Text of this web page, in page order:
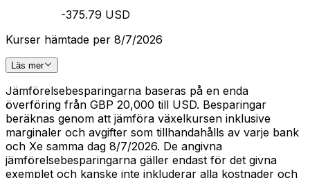
-375.79 USD
Kurser hämtade per 8/7/2026
Läs mer
Jämförelsebesparingarna baseras på en enda
överföring från GBP 20,000 till USD. Besparingar
beräknas genom att jämföra växelkursen inklusive
marginaler och avgifter som tillhandahålls av varje bank
och Xe samma dag 8/7/2026. De angivna
jämförelsebesparingarna gäller endast för det givna
exemplet och kanske inte inkluderar alla kostnader och